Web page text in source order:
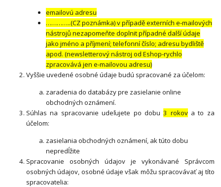
emailovú adresu
…………..(CZ poznámka) v případě externích e-mailových
nástrojů nezapomeňte doplnit případné další údaje
jako jméno a příjmení; telefonní číslo; adresu bydliště
apod. (newsletterový nástroj od Eshop-rychlo
zpracovává jen e-mailovou adresu)
Vyššie uvedené osobné údaje budú spracované za účelom:
zaradenia do databázy pre zasielanie online
obchodných oznámení.
Súhlas na spracovanie udeľujete po dobu3 rokova to za
účelom:
zasielania obchodných oznámení, ak túto dobu
nepredĺžite
Spracovanie osobných údajov je vykonávané Správcom
osobných údajov, osobné údaje však môžu spracovávať aj títo
spracovatelia: